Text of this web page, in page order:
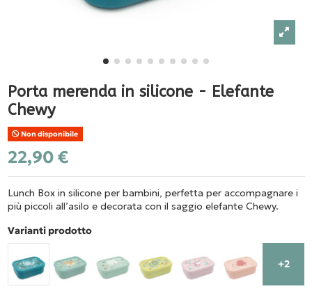
Porta merenda in silicone - Elefante
Chewy
Non disponibile
22,90 €
Lunch Box in silicone per bambini, perfetta per accompagnare i
più piccoli all’asilo e decorata con il saggio elefante Chewy.
Varianti prodotto
+2